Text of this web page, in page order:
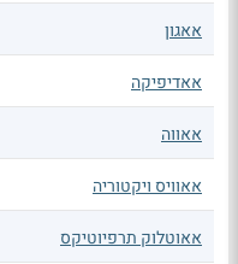
אאגון
אאדיפיקה
אאווה
אאוויס ויקטוריה
אאוטלוק תרפיוטיקס